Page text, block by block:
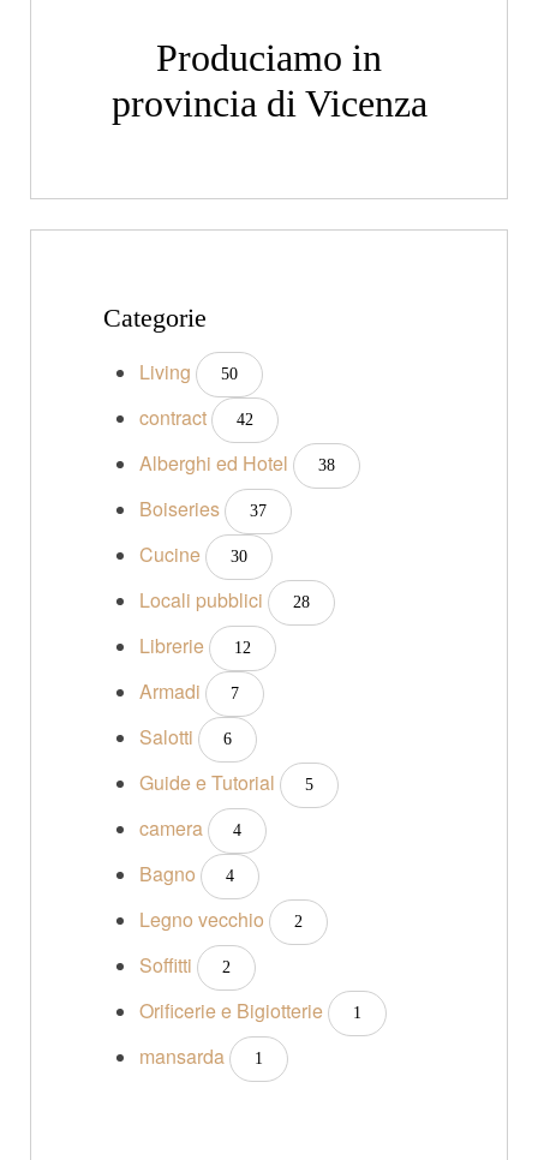
Produciamo in
provincia di Vicenza
Categorie
Living 50
contract 42
Alberghi ed Hotel 38
Boiseries 37
Cucine 30
Locali pubblici 28
Librerie 12
Armadi 7
Salotti 6
Guide e Tutorial 5
camera 4
Bagno 4
Legno vecchio 2
Soffitti 2
Orificerie e Bigiotterie 1
mansarda 1